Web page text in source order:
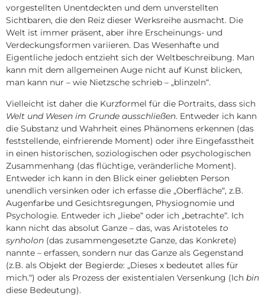
vorgestellten Unentdeckten und dem unverstellten
Sichtbaren, die den Reiz dieser Werksreihe ausmacht. Die
Welt ist immer präsent, aber ihre Erscheinungs- und
Verdeckungsformen variieren. Das Wesenhafte und
Eigentliche jedoch entzieht sich der Weltbeschreibung. Man
kann mit dem allgemeinen Auge nicht auf Kunst blicken,
man kann nur – wie Nietzsche schrieb – „blinzeln“.
Vielleicht ist daher die Kurzformel für die Portraits, dass sich
Welt und Wesen im Grunde ausschließen. Entweder ich kann
die Substanz und Wahrheit eines Phänomens erkennen (das
feststellende, einfrierende Moment) oder ihre Eingefasstheit
in einen historischen, soziologischen oder psychologischen
Zusammenhang (das flüchtige, veränderliche Moment).
Entweder ich kann in den Blick einer geliebten Person
unendlich versinken oder ich erfasse die „Oberfläche“, z.B.
Augenfarbe und Gesichtsregungen, Physiognomie und
Psychologie. Entweder ich „liebe“ oder ich „betrachte“. Ich
kann nicht das absolut Ganze – das, was Aristoteles to
synholon (das zusammengesetzte Ganze, das Konkrete)
nannte – erfassen, sondern nur das Ganze als Gegenstand
(z.B. als Objekt der Begierde: „Dieses x bedeutet alles für
mich.“) oder als Prozess der existentialen Versenkung (Ich bin
diese Bedeutung).